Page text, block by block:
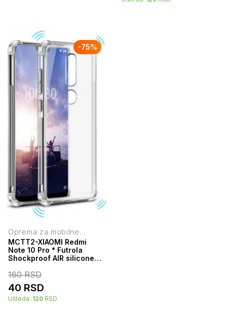
-75%
Oprema za mobilne
telefone
MCTT2-XIAOMI Redmi
Note 10 Pro * Futrola
Shockproof AIR silicone
160RSD
40 RSD
Ušteda: 120 RSD